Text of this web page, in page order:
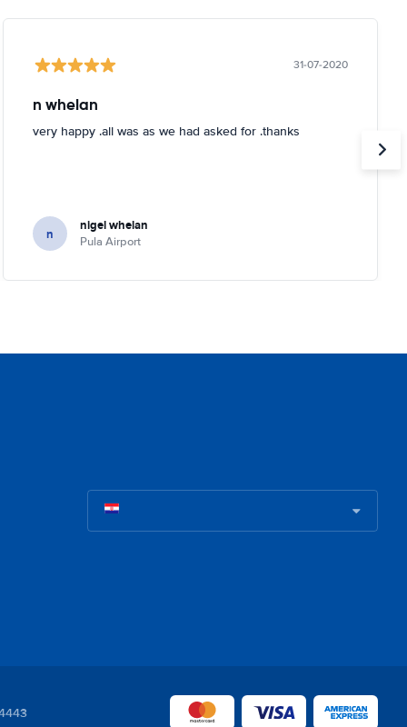
31-07-2020
n whelan
very happy .all was as we had asked for .thanks
n nigel whelan
Pula Airport